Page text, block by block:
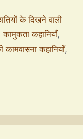
के दिखने वाली
कहानियाँ,
कहानियाँ,